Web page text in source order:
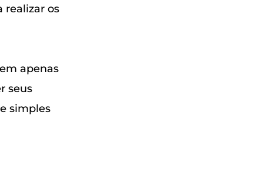
realizar os
apenas
seus
simples